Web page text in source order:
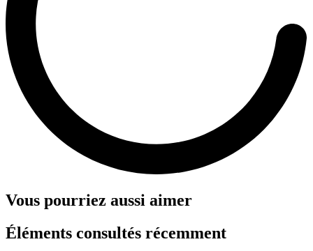
Vous pourriez aussi aimer
Éléments consultés récemment